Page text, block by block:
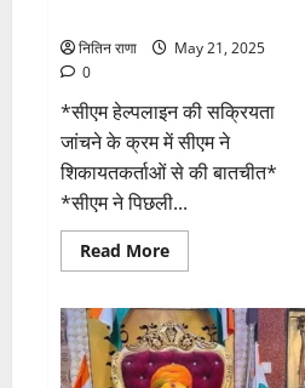
नितिन राणा
May 21, 2025
0
*सीएम हेल्पलाइन की सक्रियता
जांचने के क्रम में सीएम ने
शिकायतकर्ताओं से की बातचीत*
*सीएम ने पिछली...
Read MoreRead
more
हेल्पलाइन
–
मुख्यमंत्री
ने